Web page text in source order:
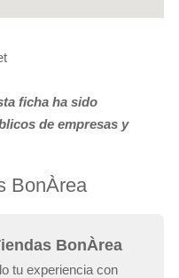
ficha ha sido
de empresas y
BonÀrea
BonÀrea
tu experiencia con